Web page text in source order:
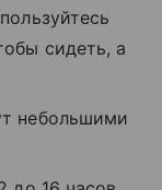
сидеть, а
небольшими